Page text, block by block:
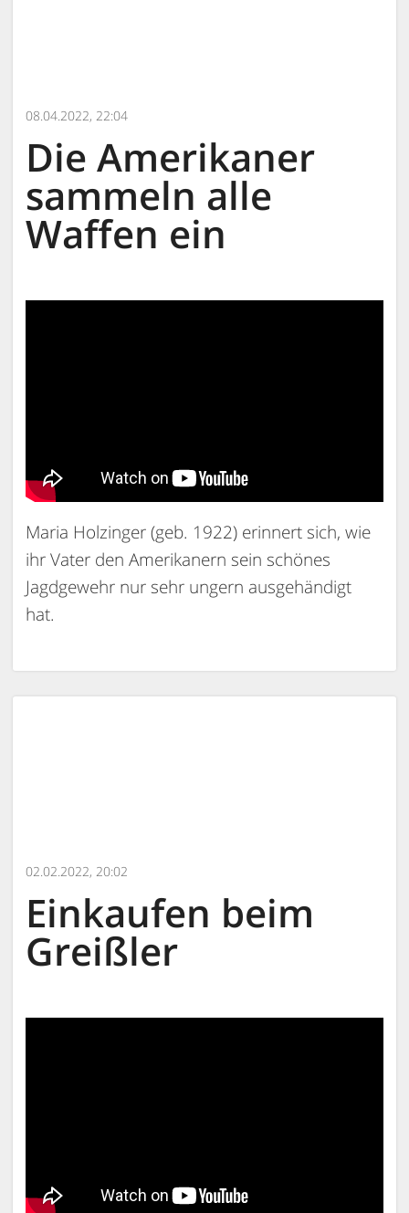
08.04.2022, 22:04
Die Amerikaner
sammeln alle
Waffen ein
Maria Holzinger (geb. 1922) erinnert sich, wie
ihr Vater den Amerikanern sein schönes
Jagdgewehr nur sehr ungern ausgehändigt
hat.
02.02.2022, 20:02
Einkaufen beim
Greißler